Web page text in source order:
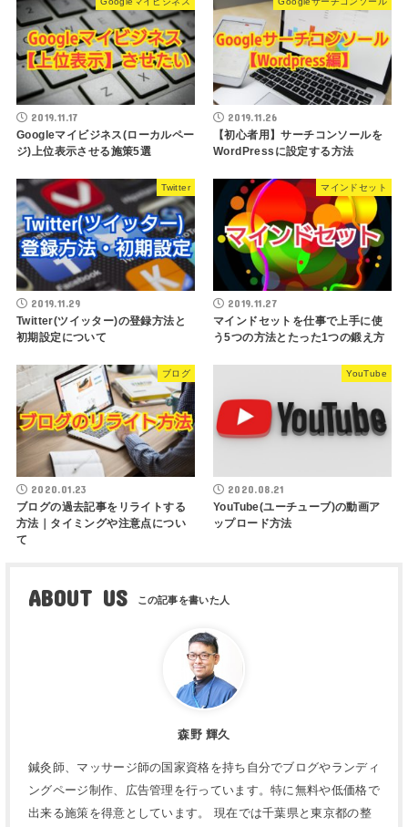
2019.11.17
Googleマイビジネス(ローカルペー
ジ)上位表示させる施策5選
2019.11.26
【初心者用】サーチコンソールを
WordPressに設定する方法
Twitter
2019.11.29
Twitter(ツイッター)の登録方法と
初期設定について
マインドセット
2019.11.27
マインドセットを仕事で上手に使
う5つの方法とたった1つの鍛え方
ブログ
2020.01.23
ブログの過去記事をリライトする
方法｜タイミングや注意点につい
て
YouTube
2020.08.21
YouTube(ユーチューブ)の動画ア
ップロード方法
ABOUT US
森野 輝久
鍼灸師、マッサージ師の国家資格を持ち自分でブログやランディ
ングページ制作、広告管理を行っています。特に無料や低価格で
出来る施策を得意としています。 現在では千葉県と東京都の整